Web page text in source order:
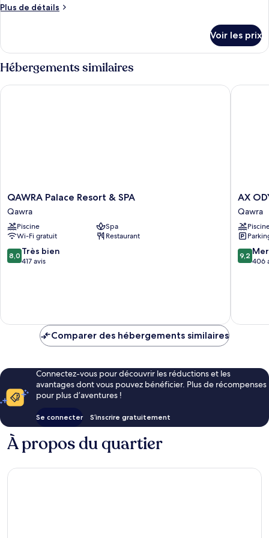
Plus de détails
Plus
le
type
de
chambre
Chambre
Voir les prix
Hébergements similaires
QAWRA
Palace
Resort
&
SPA
Qawra
QAWRA Palace Resort & SPA
Qawra
Piscine
Spa
Wi-Fi gratuit
Restaurant
8.0
sur
8,0 Très bien
417 avis
QAWRA Palace Resort & SPA
AX
ODYCY
Hotel
Qawra
AX
Qawra
9.2
sur
9,2
406
AX
Comparer des hébergements similaires
Connectez-vous pour découvrir les réductions et les
avantages dont vous pouvez bénéficier. Plus de récompenses
pour plus d’aventures !
Se connecter S’inscrire gratuitement
À propos du quartier